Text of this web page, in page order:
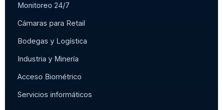
Monitoreo 24/7
Cámaras para Retail
Bodegas y Logística
Industria y Minería
Acceso Biométrico
Servicios informáticos